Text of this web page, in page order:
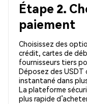
Étape 2.
paiement
Choisissez des
crédit, cartes de
fournisseurs tiers
Déposez des
instantané dans
La plateforme
plus rapide